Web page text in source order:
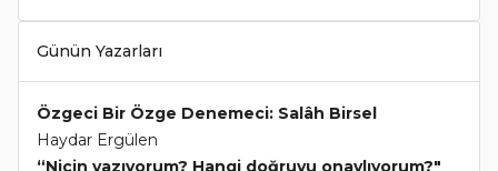
Günün Yazarları
Özgeci Bir Özge Denemeci: Salâh Birsel
Haydar Ergülen
“Niçin yazıyorum? Hangi doğruyu onaylıyorum?"